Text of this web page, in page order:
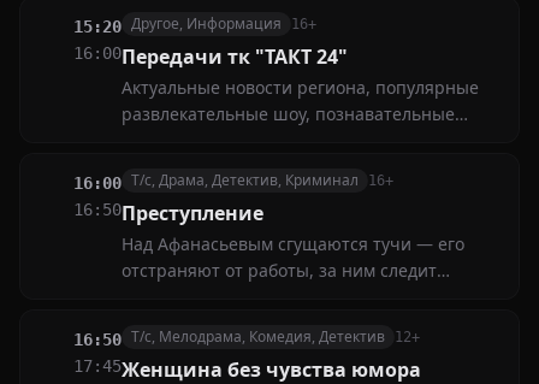
самые актуальные события и точную
информацию
15:20
16:00
Другое, Информация 16+
Передачи тк "ТАКТ 24"
Актуальные новости региона, популярные
развлекательные шоу, познавательные
передач, которая порадует зрителей с
самыми разными интересами
16:00
16:50
Т/с, Драма, Детектив, Криминал 16+
Преступление
Над Афанасьевым сгущаются тучи — его
отстраняют от работы, за ним следит
непричастность Афанасьева к убийству Тани
16:50
17:45
Т/с, Мелодрама, Комедия, Детектив 12+
Женщина без чувства юмора